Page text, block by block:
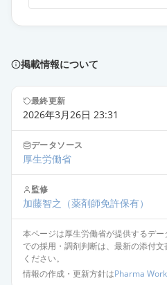
フェブキソスタット錠
薬価 6.30 円
フェブキソスタット錠10mg
新」
薬価 6.30 円
フェブキソスタット錠
薬価 6.30 円
フェブキソスタットOD錠
治」
薬価 6.30 円
掲載情報について
最終更新
2026年3月26日 23:31
データソース
厚生労働省
監修
加藤智之 （薬剤師免許保有）
本ページは厚生労働省が提供するデ
での採用・調剤判断は、最新の添付
ください。
情報の作成・更新方針はPharma